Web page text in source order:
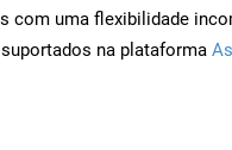
com uma flexibilidade
na plataforma